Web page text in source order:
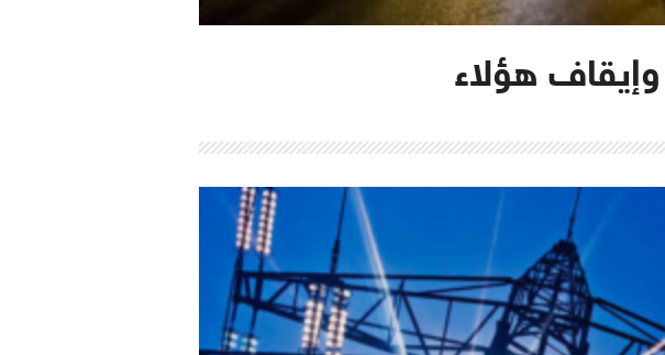
هؤلاء